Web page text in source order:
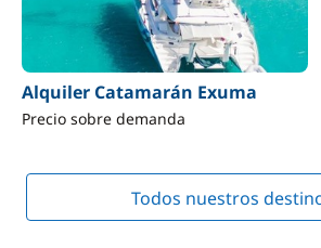
Alquiler Catamarán Exuma
Precio sobre demanda
Todos nuestros